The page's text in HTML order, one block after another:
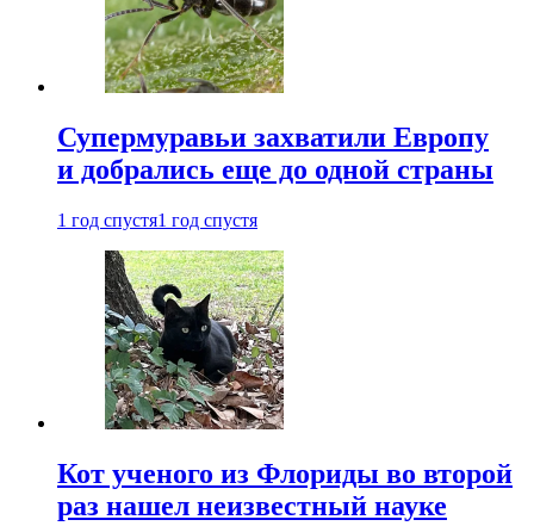
Супермуравьи захватили Европу
и добрались еще до одной страны
1 год спустя1 год спустя
Кот ученого из Флориды во второй
раз нашел неизвестный науке